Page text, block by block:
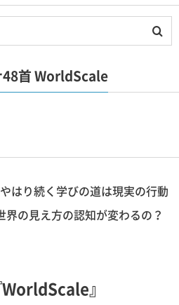
48首 WorldScale
はり続く学びの道は現実の行動
の見え方の認知が変わるの？
』